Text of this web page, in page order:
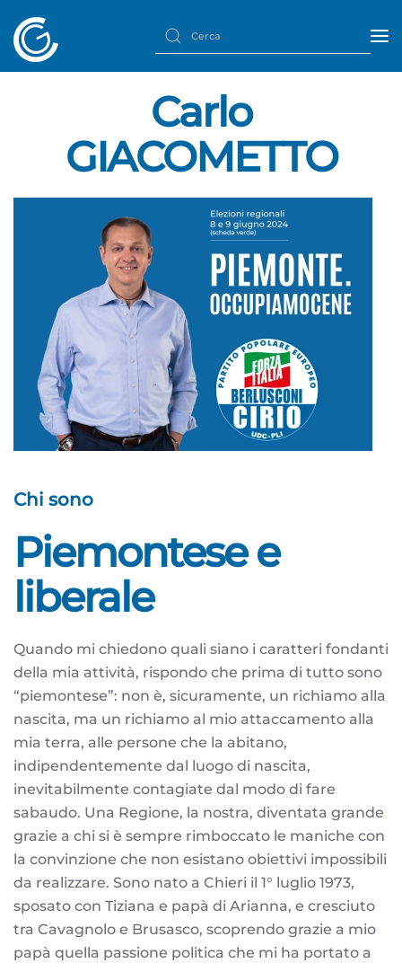
Carlo
GIACOMETTO
Chi sono
Piemontese e
liberale
Quando mi chiedono quali siano i caratteri fondanti
della mia attività, rispondo che prima di tutto sono
“piemontese”: non è, sicuramente, un richiamo alla
nascita, ma un richiamo al mio attaccamento alla
mia terra, alle persone che la abitano,
indipendentemente dal luogo di nascita,
inevitabilmente contagiate dal modo di fare
sabaudo. Una Regione, la nostra, diventata grande
grazie a chi si è sempre rimboccato le maniche con
la convinzione che non esistano obiettivi impossibili
da realizzare. Sono nato a Chieri il 1° luglio 1973,
sposato con Tiziana e papà di Arianna, e cresciuto
tra Cavagnolo e Brusasco, scoprendo grazie a mio
papà quella passione politica che mi ha portato a